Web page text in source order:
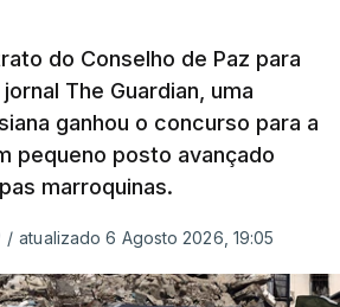
do Conselho de Paz para
The Guardian, uma
ganhou o concurso para a
pequeno posto avançado
marroquinas.
/ atualizado 6 Agosto 2026, 19:05